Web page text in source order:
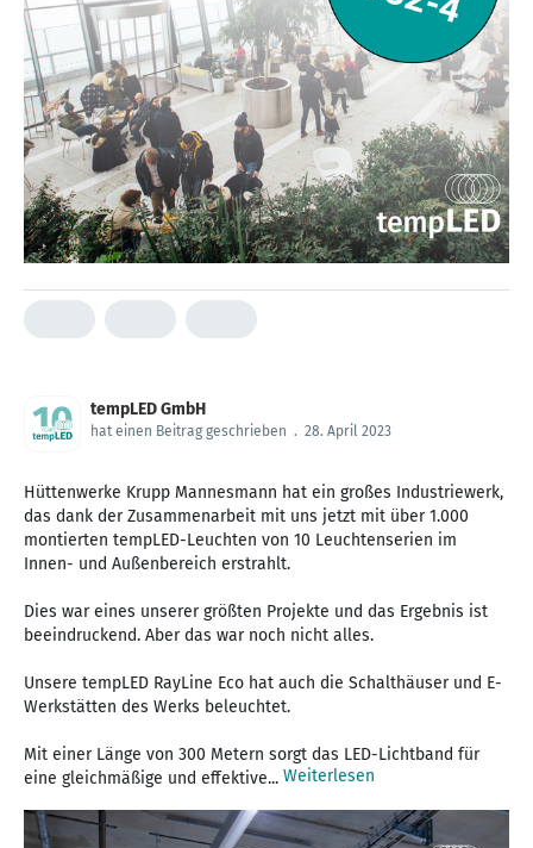
tempLED GmbH
hat einen Beitrag geschrieben . 28. April 2023
Hüttenwerke Krupp Mannesmann hat ein großes Industriewerk,
das dank der Zusammenarbeit mit uns jetzt mit über 1.000
montierten tempLED-Leuchten von 10 Leuchtenserien im
Innen- und Außenbereich erstrahlt.
Dies war eines unserer größten Projekte und das Ergebnis ist
beeindruckend. Aber das war noch nicht alles.
Unsere tempLED RayLine Eco hat auch die Schalthäuser und E-
Werkstätten des Werks beleuchtet.
Mit einer Länge von 300 Metern sorgt das LED-Lichtband für
eine gleichmäßige und effektive... Weiterlesen